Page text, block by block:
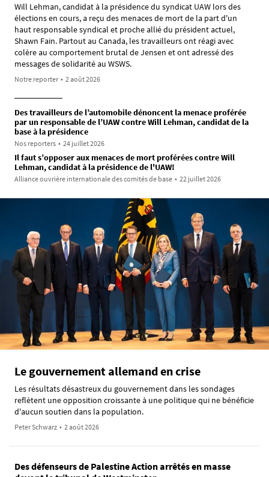
Will Lehman, candidat à la présidence du syndicat UAW lors des
élections en cours, a reçu des menaces de mort de la part d'un
haut responsable syndical et proche allié du président actuel,
Shawn Fain. Partout au Canada, les travailleurs ont réagi avec
colère au comportement brutal de Jensen et ont adressé des
messages de solidarité au WSWS.
Notre reporter • 2 août 2026
Des travailleurs de l’automobile dénoncent la menace proférée
par un responsable de l’UAW contre Will Lehman, candidat de la
base à la présidence
Nos reporters • 24 juillet 2026
Il faut s’opposer aux menaces de mort proférées contre Will
Lehman, candidat à la présidence de l'UAW!
Alliance ouvrière internationale des comités de base • 22 juillet 2026
Le gouvernement allemand en crise
Les résultats désastreux du gouvernement dans les sondages
reflètent une opposition croissante à une politique qui ne bénéficie
d'aucun soutien dans la population.
Peter Schwarz • 2 août 2026
Des défenseurs de Palestine Action arrêtés en masse